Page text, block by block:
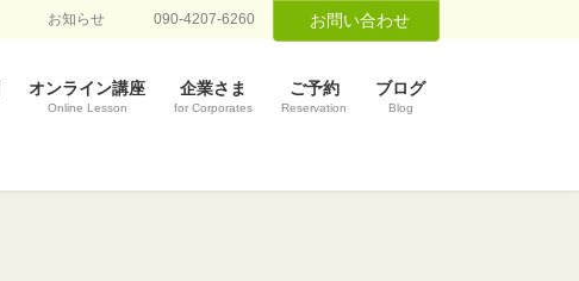
お知らせ 090-4207-6260 お問い合わせ
オンライン講座
Online Lesson
企業さま
for Corporates
ご予約
Reservation
ブログ
Blog